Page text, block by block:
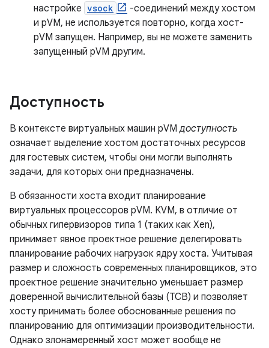
настройке vsock
-соединений между хостом
и pVM, не используется повторно, когда хост-
pVM запущен. Например, вы не можете заменить
запущенный pVM другим.
Доступность
В контексте виртуальных машин pVMдоступность
означает выделение хостом достаточных ресурсов
для гостевых систем, чтобы они могли выполнять
задачи, для которых они предназначены.
В обязанности хоста входит планирование
виртуальных процессоров pVM. KVM, в отличие от
обычных гипервизоров типа 1 (таких как Xen),
принимает явное проектное решение делегировать
планирование рабочих нагрузок ядру хоста. Учитывая
размер и сложность современных планировщиков, это
проектное решение значительно уменьшает размер
доверенной вычислительной базы (TCB) и позволяет
хосту принимать более обоснованные решения по
планированию для оптимизации производительности.
Однако злонамеренный хост может вообще не